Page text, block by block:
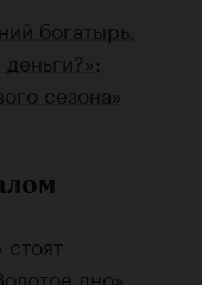
богатырь.
сезона»
дно»